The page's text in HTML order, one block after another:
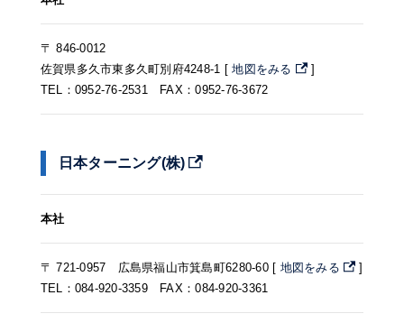
〒 846-0012
佐賀県多久市東多久町別府4248-1 [地図をみる
]
TEL：0952-76-2531 FAX：0952-76-3672
日本ターニング(株)
本社
〒 721-0957 広島県福山市箕島町6280-60 [ 地図をみる
]
TEL：084-920-3359 FAX：084-920-3361